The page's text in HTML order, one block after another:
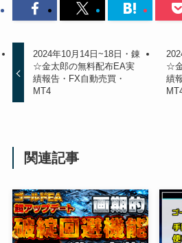
2024年10月14日~18日・錬
☆金太郎の無料配布EA実
績報告・FX自動売買・
MT4
☆
績
関連記事